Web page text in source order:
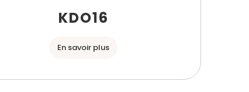
KDO16
En savoir plus